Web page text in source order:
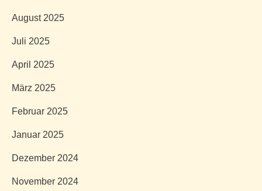
August 2025
Juli 2025
April 2025
März 2025
Februar 2025
Januar 2025
Dezember 2024
November 2024